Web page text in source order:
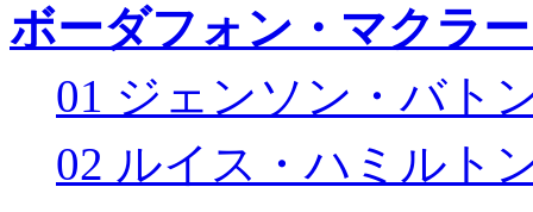
ボーダフォン・マクラ
01 ジェンソン・バト
02 ルイス・ハミルト